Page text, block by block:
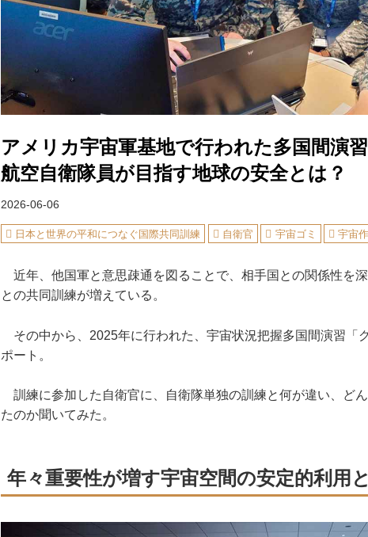
アメリカ宇宙軍基地で行われた多国間演
航空自衛隊員が目指す地球の安全とは？
2026-06-06
日本と世界の平和につなぐ国際共同訓練 自衛官 宇宙ゴミ 宇宙
近年、他国軍と意思疎通を図ることで、相手国との関係性を
との共同訓練が増えている。
その中から、2025年に行われた、宇宙状況把握多国間演習「
ポート。
訓練に参加した自衛官に、自衛隊単独の訓練と何が違い、ど
たのか聞いてみた。
年々重要性が増す宇宙空間の安定的利用